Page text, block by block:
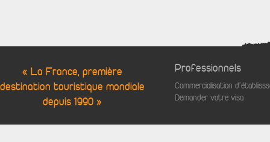
« La France, première
destination touristique mondiale
depuis 1990 »
Professionnels
Commercialisation
Demander votre visa